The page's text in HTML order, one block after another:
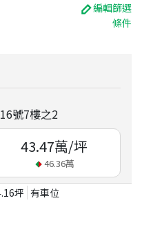
編輯篩選
條件
號7樓之2
43.47萬/坪
46.36萬
坪 有車位